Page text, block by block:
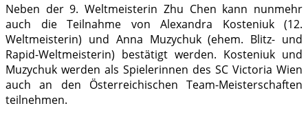
Neben der 9. Weltmeisterin Zhu Chen kann nunmehr
auch die Teilnahme von Alexandra Kosteniuk (12.
Weltmeisterin) und Anna Muzychuk (ehem. Blitz- und
Rapid-Weltmeisterin) bestätigt werden. Kosteniuk und
Muzychuk werden als Spielerinnen des SC Victoria Wien
auch an den Österreichischen Team-Meisterschaften
teilnehmen.